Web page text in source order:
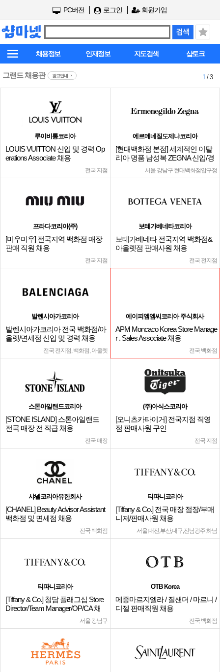
PC버전 로그인 회원가입
채용정보 인재정보 지도검색 샵토크
그랜드 채용관 광고안내 1/ 3
루이비통코리아
LOUIS VUITTON 신입 및 경력 Op
erations Associate 채용
전국 지점
에르메네질도제냐코리아
[현대백화점 본점] 세계적인 이탈
리아 명품 남성복 ZEGNA 신입/경
서울 강남구 현대백화점압구정
프라다코리아(주)
[미우미우] 전국지역 백화점 매장
판매 직원 채용
전국 지점
보테가베네타코리아
보테가베네타 전국지역 백화점&
아울렛점 판매사원 채용
전국 전지점
발렌시아가코리아
발렌시아가코리아 전국 백화점/아
울렛/면세점 신입 및 경력 채용
전국 전지점, 백화점, 아울렛
에이피엠엠씨코리아 주식회사
APM Moncaco Korea Store Manage
r . Sales Associate 채용
전국 백화점
스톤아일랜드코리아
[STONE ISLAND] 스톤아일랜드
전국 매장 전 직급 채용
전국 매장
(주)아식스코리아
[오니츠카타이거] 전국지점 직영
점 판매사원 구인
전국 지점
샤넬코리아유한회사
[CHANEL] Beauty Advisor Assistant
백화점 및 면세점 채용
전국 백화점
티파니코리아
[Tiffany & Co.] 전국 매장 점장/부매
니저/판매사원 채용
서울,대전,부산,대구,전남광주,하남
티파니코리아
[Tiffany & Co.] 청담 플래그십 Store
Director/Team Manager/OP/CA 채
서울 강남구
OTB Korea
메종마르지엘라 / 질샌더 / 마르니 /
디젤 판매직원 채용
전국 백화점